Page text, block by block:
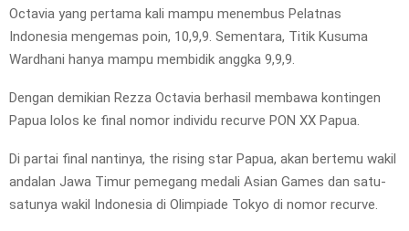
Octavia yang pertama kali mampu menembus Pelatnas
Indonesia mengemas poin, 10,9,9. Sementara, Titik Kusuma
Wardhani hanya mampu membidik anggka 9,9,9.
Dengan demikian Rezza Octavia berhasil membawa kontingen
Papua lolos ke final nomor individu recurve PON XX Papua.
Di partai final nantinya, the rising star Papua, akan bertemu wakil
andalan Jawa Timur pemegang medali Asian Games dan satu-
satunya wakil Indonesia di Olimpiade Tokyo di nomor recurve.